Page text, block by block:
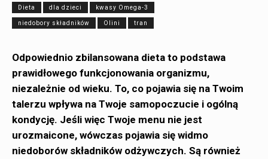
Dieta dla dzieci kwasy Omega-3
niedobory składników Olini tran
Odpowiednio zbilansowana dieta to podstawa
prawidłowego funkcjonowania organizmu,
niezależnie od wieku. To, co pojawia się na Twoim
talerzu wpływa na Twoje samopoczucie i ogólną
kondycję. Jeśli więc Twoje menu nie jest
urozmaicone, wówczas pojawia się widmo
niedoborów składników odżywczych. Są również